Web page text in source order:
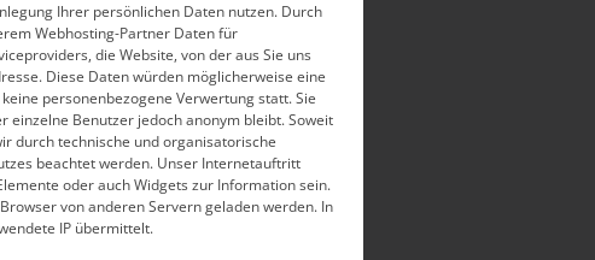
Ihrer persönlichen Daten nutzen. Durch
Webhosting-Partner Daten für
die Website, von der aus Sie uns
Diese Daten würden möglicherweise eine
personenbezogene Verwertung statt. Sie
einzelne Benutzer jedoch anonym bleibt. Soweit
durch technische und organisatorische
beachtet werden. Unser Internetauftritt
oder auch Widgets zur Information sein.
von anderen Servern geladen werden. In
IP übermittelt.